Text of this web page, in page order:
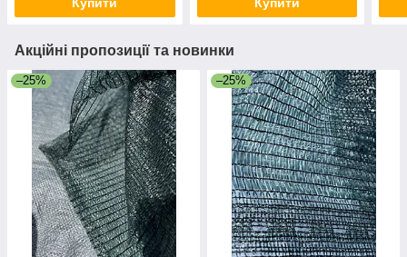
Акційні пропозиції та новинки
–25% –25%